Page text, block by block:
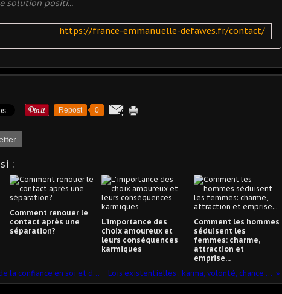
solution positi...
https://france-emmanuelle-defawes.fr/contact/
Repost 0
:
Comment renouer le
contact après une
séparation?
L'importance des
choix amoureux et
leurs conséquences
karmiques
Comment les hommes
séduisent les
femmes: charme,
attraction et
emprise...
La magie en renfort de la confiance en soi et de l'image de soi !
Lois existentielles : karma, volonté, chance et libre arbitre !